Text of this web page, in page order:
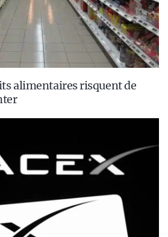
alimentaires risquent de